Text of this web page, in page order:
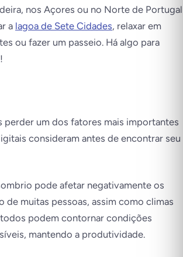
nos Açores ou no Norte de Portugal
a lagoa de Sete Cidades, relaxar em
ou fazer um passeio. Há algo para
perder um dos fatores mais importantes
consideram antes de encontrar seu
pode afetar negativamente os
de muitas pessoas, assim como climas
podem contornar condições
mantendo a produtividade.